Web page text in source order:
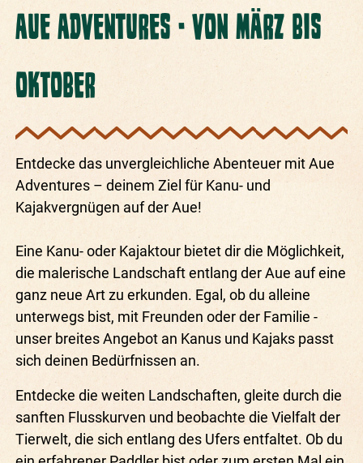
AUE ADVENTURES - VON MÄRZ BIS
OKTOBER
Entdecke das unvergleichliche Abenteuer mit Aue
Adventures – deinem Ziel für Kanu- und
Kajakvergnügen auf der Aue!
Eine Kanu- oder Kajaktour bietet dir die Möglichkeit,
die malerische Landschaft entlang der Aue auf eine
ganz neue Art zu erkunden. Egal, ob du alleine
unterwegs bist, mit Freunden oder der Familie -
unser breites Angebot an Kanus und Kajaks passt
sich deinen Bedürfnissen an.
Entdecke die weiten Landschaften, gleite durch die
sanften Flusskurven und beobachte die Vielfalt der
Tierwelt, die sich entlang des Ufers entfaltet. Ob du